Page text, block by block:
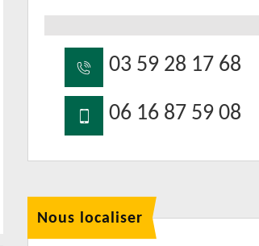
03 59 28 17 68
06 16 87 59 08
Nous localiser